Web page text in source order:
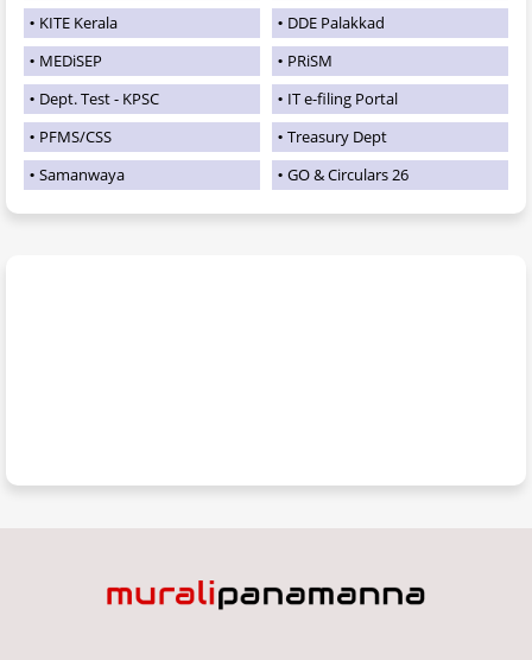
KITE Kerala
DDE Palakkad
MEDiSEP
PRiSM
Dept. Test - KPSC
IT e-filing Portal
PFMS/CSS
Treasury Dept
Samanwaya
GO & Circulars 26